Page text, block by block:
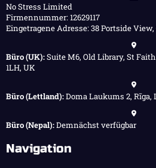
No Stress Limited
Firmennummer: 12629117
Eingetragene Adresse: 38 Portside
Büro (UK):Suite M6, Old Library, St
1LH, UK
Büro (Lettland):Doma Laukums 2, Rīga,
Büro (Nepal):Demnächst verfügbar
Navigation